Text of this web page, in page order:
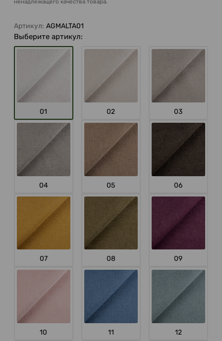
Артикул: AGMALTA01
Выберите артикул:
01 02 03
04 05 06
07 08 09
10 11 12